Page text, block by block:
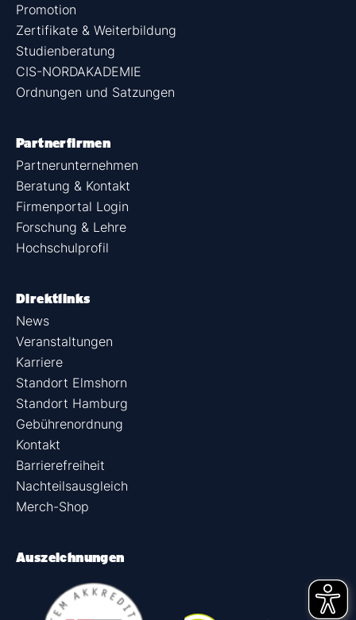
Promotion
Zertifikate & Weiterbildung
Studienberatung
CIS-NORDAKADEMIE
Ordnungen und Satzungen
Partnerfirmen
Partnerunternehmen
Beratung & Kontakt
Firmenportal Login
Forschung & Lehre
Hochschulprofil
Direktlinks
News
Veranstaltungen
Karriere
Standort Elmshorn
Standort Hamburg
Gebührenordnung
Kontakt
Barrierefreiheit
Nachteilsausgleich
Merch-Shop
Auszeichnungen